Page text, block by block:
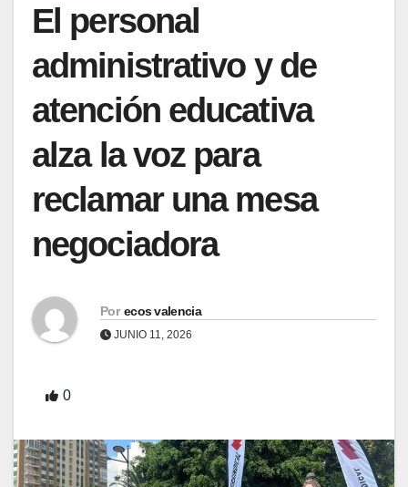
El personal
administrativo y de
atención educativa
alza la voz para
reclamar una mesa
negociadora
Por ecos valencia
JUNIO 11, 2026
0